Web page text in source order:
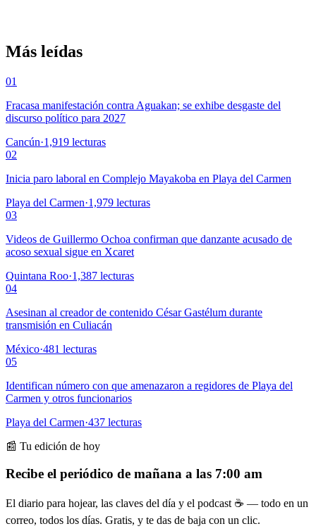
Más leídas
01
Fracasa manifestación contra Aguakan; se exhibe desgaste del
discurso político para 2027
Cancún·1,919 lecturas
02
Inicia paro laboral en Complejo Mayakoba en Playa del Carmen
Playa del Carmen·1,979 lecturas
03
Videos de Guillermo Ochoa confirman que danzante acusado de
acoso sexual sigue en Xcaret
Quintana Roo·1,387 lecturas
04
Asesinan al creador de contenido César Gastélum durante
transmisión en Culiacán
México·481 lecturas
05
Identifican número con que amenazaron a regidores de Playa del
Carmen y otros funcionarios
Playa del Carmen·437 lecturas
📰 Tu edición de hoy
Recibe el periódico de mañana a las 7:00 am
El diario para hojear, las claves del día y el podcast ☕ — todo en un
correo, todos los días. Gratis, y te das de baja con un clic.